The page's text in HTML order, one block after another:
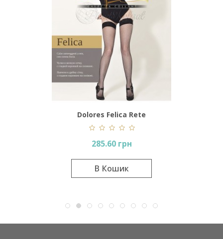
Dolores Felica Rete
285.60 грн
В Кошик